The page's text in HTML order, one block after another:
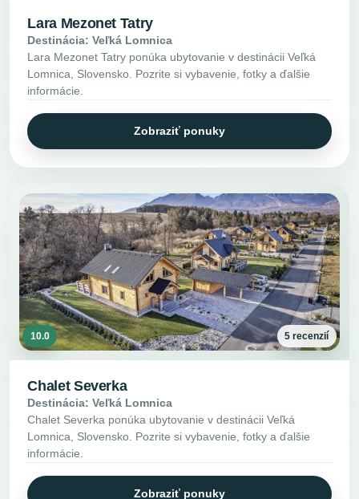
Lara Mezonet Tatry
Destinácia: Veľká Lomnica
Lara Mezonet Tatry ponúka ubytovanie v destinácii Veľká
Lomnica, Slovensko. Pozrite si vybavenie, fotky a ďalšie
informácie.
Zobraziť ponuky
10.0 5 recenzií
Chalet Severka
Destinácia: Veľká Lomnica
Chalet Severka ponúka ubytovanie v destinácii Veľká
Lomnica, Slovensko. Pozrite si vybavenie, fotky a ďalšie
informácie.
Zobraziť ponuky